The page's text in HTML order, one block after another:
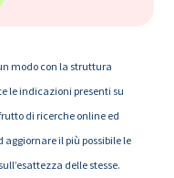
modo con la struttura
le indicazioni presenti su
di ricerche online ed
aggiornare il più possibile le
delle stesse.